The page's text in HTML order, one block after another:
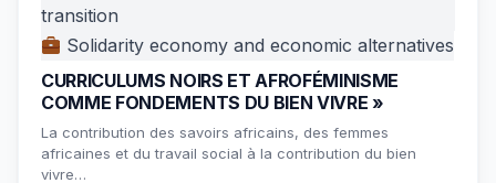
transition
Solidarity economy and economic alternatives
CURRICULUMS NOIRS ET AFROFÉMINISME
COMME FONDEMENTS DU BIEN VIVRE »
La contribution des savoirs africains, des femmes
africaines et du travail social à la contribution du bien
vivre…